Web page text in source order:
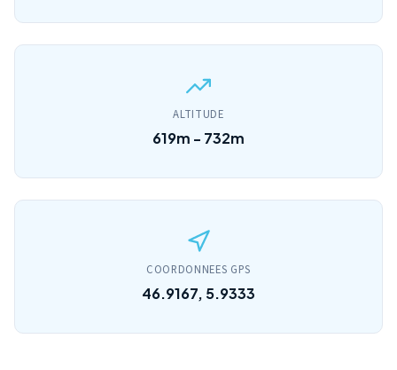
ALTITUDE
619m - 732m
COORDONNEES GPS
46.9167, 5.9333